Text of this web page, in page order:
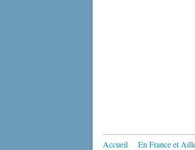
Accueil En France et